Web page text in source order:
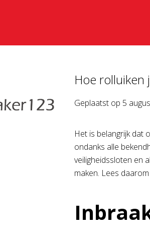
Hoe rolluiken
Geplaatst op 5
Het is belangrijk dat
ondanks alle
veiligheidssloten en
maken. Lees